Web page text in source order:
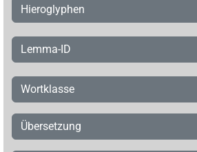
Hieroglyphen
Lemma-ID
Wortklasse
Übersetzung